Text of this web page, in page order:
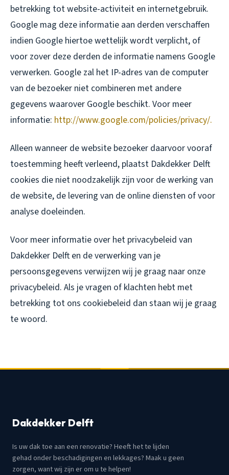
betrekking tot website-activiteit en internetgebruik.
Google mag deze informatie aan derden verschaffen
indien Google hiertoe wettelijk wordt verplicht, of
voor zover deze derden de informatie namens Google
verwerken. Google zal het IP-adres van de computer
van de bezoeker niet combineren met andere
gegevens waarover Google beschikt. Voor meer
informatie: http://www.google.com/policies/privacy/.
Alleen wanneer de website bezoeker daarvoor vooraf
toestemming heeft verleend, plaatst Dakdekker Delft
cookies die niet noodzakelijk zijn voor de werking van
de website, de levering van de online diensten of voor
analyse doeleinden.
Voor meer informatie over het privacybeleid van
Dakdekker Delft en de verwerking van je
persoonsgegevens verwijzen wij je graag naar onze
privacybeleid. Als je vragen of klachten hebt met
betrekking tot ons cookiebeleid dan staan wij je graag
te woord.
Dakdekker Delft
Is uw dak toe aan een renovatie? Heeft het te lijden
gehad onder beschadigingen en lekkages? Maak u geen
zorgen, want wij zijn er om u te helpen!